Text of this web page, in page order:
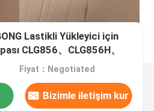
Lastikli Yükleyici için
CLG856、CLG856H、
4WG180 4WG200
Fiyat：Negotiated
Bizimle iletişim kur